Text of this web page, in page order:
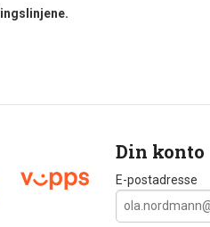
Din konto
E-postadresse